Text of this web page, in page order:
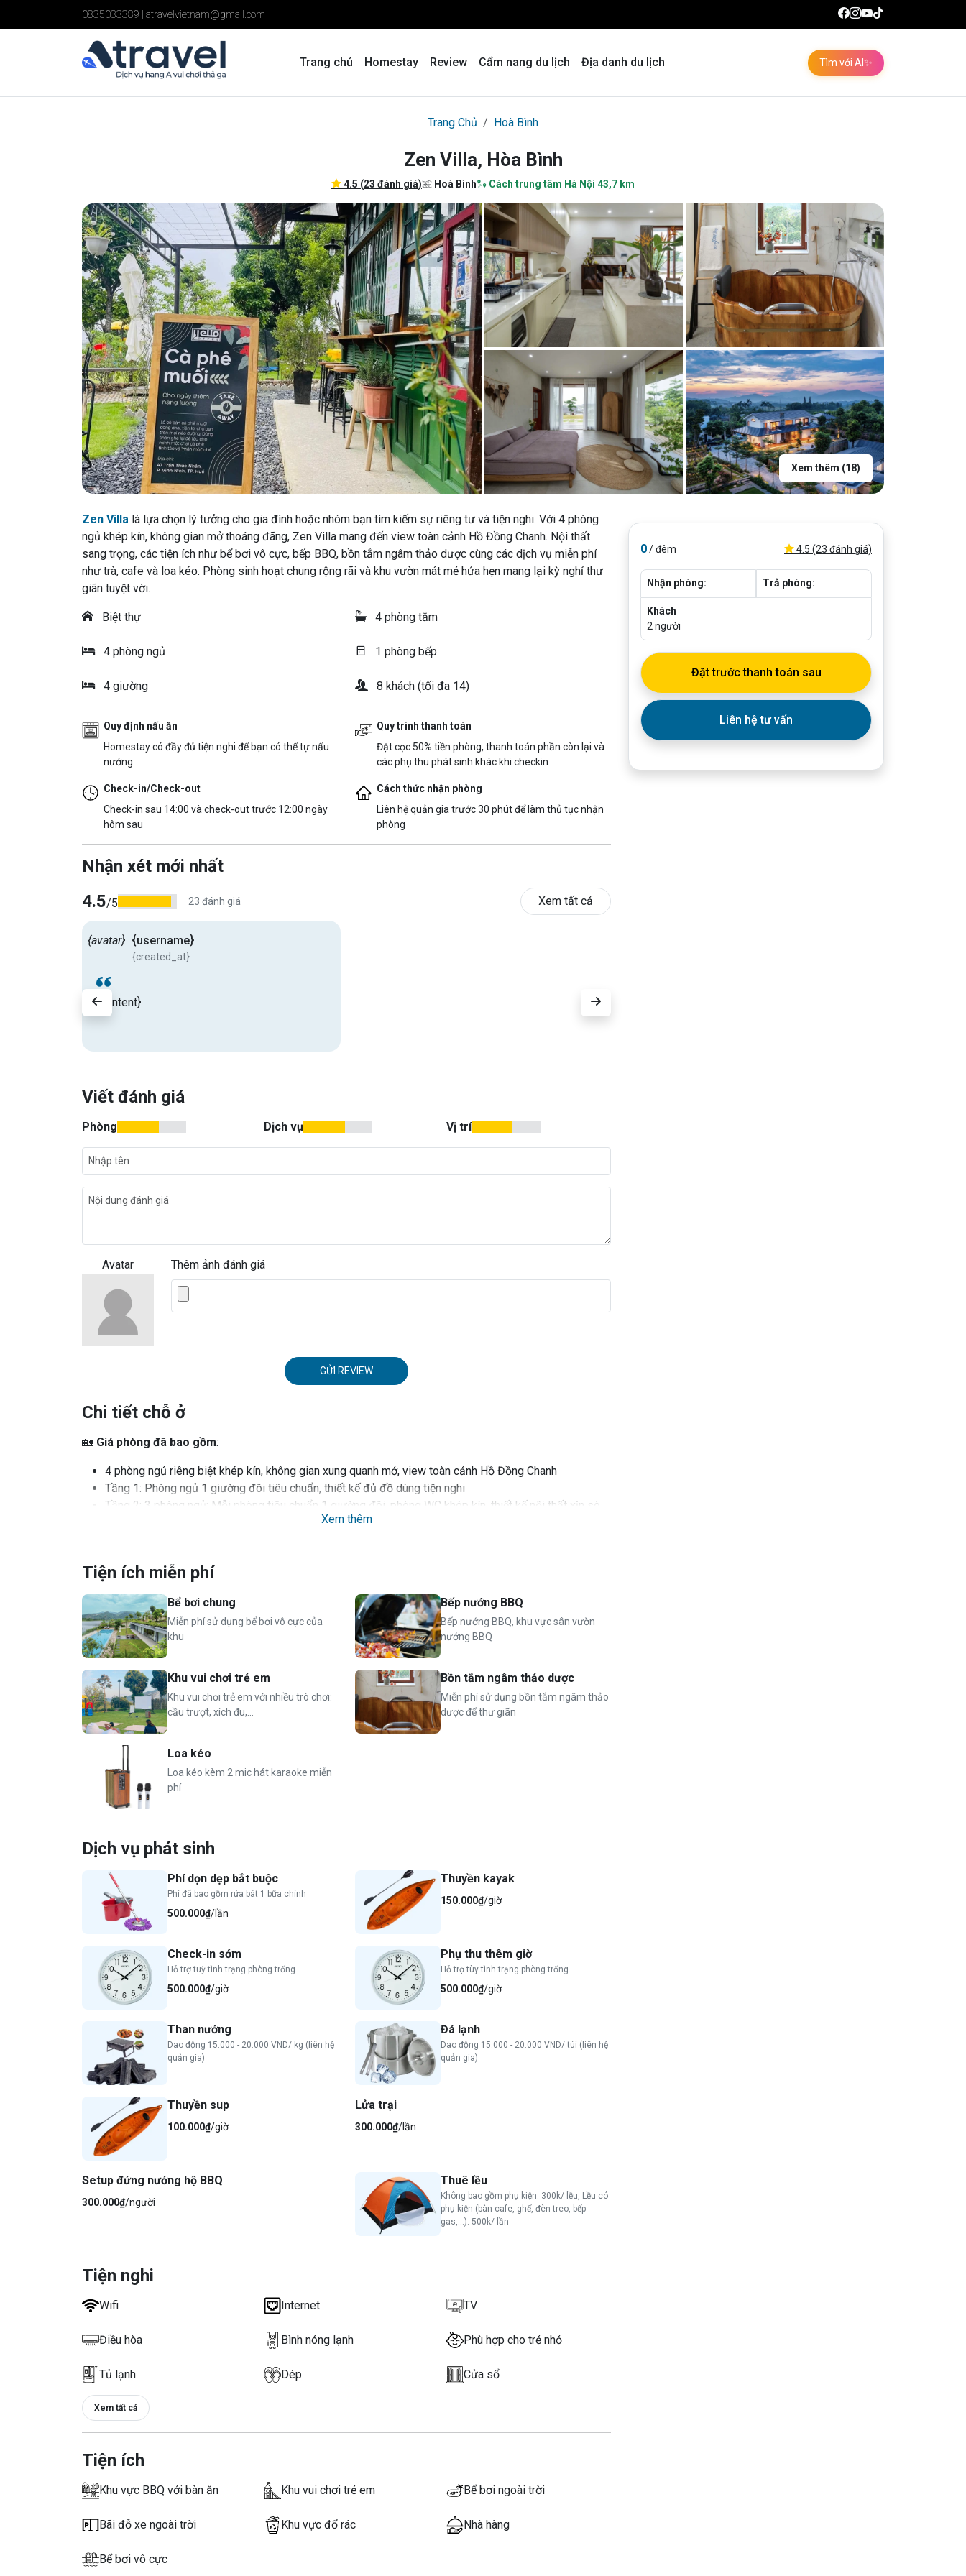
0835033389 | atravelvietnam@gmail.com
Trang chủ Homestay Review Cẩm nang du lịch Địa danh du lịch Tìm với AI ✨
Trang Chủ Hoà Bình
Zen Villa, Hòa Bình
4.5 (23 đánh giá) Hoà Bình Cách trung tâm Hà Nội 43,7 km
Xem thêm (18)
Zen Villa là lựa chọn lý tưởng cho gia đình hoặc nhóm bạn tìm kiếm sự riêng tư và tiện nghi. Với 4 phòng
ngủ khép kín, không gian mở thoáng đãng, Zen Villa mang đến view toàn cảnh Hồ Đồng Chanh. Nội thất
sang trọng, các tiện ích như bể bơi vô cực, bếp BBQ, bồn tắm ngâm thảo dược cùng các dịch vụ miễn phí
như trà, cafe và loa kéo. Phòng sinh hoạt chung rộng rãi và khu vườn mát mẻ hứa hẹn mang lại kỳ nghỉ thư
giãn tuyệt vời.
Biệt thự 4 phòng tắm
4 phòng ngủ 1 phòng bếp
4 giường 8 khách (tối đa 14)
Quy định nấu ăn
Homestay có đầy đủ tiện nghi để bạn có thể tự nấu
nướng
Quy trình thanh toán
Đặt cọc 50% tiền phòng, thanh toán phần còn lại và
các phụ thu phát sinh khác khi checkin
Check-in/Check-out
Check-in sau 14:00 và check-out trước 12:00 ngày
hôm sau
Cách thức nhận phòng
Liên hệ quản gia trước 30 phút để làm thủ tục nhận
phòng
Nhận xét mới nhất
4.5/5 23 đánh giá Xem tất cả
{avatar} {username}
{created_at}
{content}
Viết đánh giá
Phòng Dịch vụ Vị trí
Avatar Thêm ảnh đánh giá
GỬI REVIEW
Chi tiết chỗ ở
🏡 Giá phòng đã bao gồm:
4 phòng ngủ riêng biệt khép kín, không gian xung quanh mở, view toàn cảnh Hồ Đồng Chanh
Tầng 1: Phòng ngủ 1 giường đôi tiêu chuẩn, thiết kế đủ đồ dùng tiện nghi
Tầng 2: 3 phòng ngủ: Mỗi phòng tiêu chuẩn 1 giường đôi, phòng WC khép kín, thiết kế nội thất xịn sò
Phòng bếp đầy đủ dụng cụ nấu nướng xịn sò: máy nướng bánh mì, bếp từ, máy hút mùi, lò vi sóng, nồi
cơm điện, bếp điện nướng BBQ, bếp điện lẩu, bát đũa, cốc chén, ly uống rượu vang
Bể bơi vô cực miễn phí
Loa kéo sử dụng miên phí
Bếp nướng BBQ và bàn ăn ngoài trời (tặng kèm than)
Sân vườn rộng
Trà + cafe miễn phí trong phòng
Bồn tắm ngâm thảo dược
👨‍👩‍👧‍👦Giá phòng tiêu chuẩn
Tiêu chuẩn 8 người lớn + 4 trẻ em dưới 6 tuổi
Nhận tối đa 14 người (đối với đoàn có trẻ em) hoặc 10 người lớn
Phụ thu từ người thứ 9 (người lớn và trẻ em trên 12 tuổi): 300.000 VND/ người/ đêm (đã bao gồm ăn
sáng)
Phụ thu trẻ từ 6-12 tuổi: 200.000 VND/ trẻ/ đêm (đã bao gồm ăn sáng)
Miễn phí cho trẻ em dưới 6 tuổi
Xem thêm
Tiện ích miễn phí
Bể bơi chung
Miễn phí sử dụng bể bơi vô cực của
khu
Bếp nướng BBQ
Bếp nướng BBQ, khu vực sân vườn
nướng BBQ
Khu vui chơi trẻ em
Khu vui chơi trẻ em với nhiều trò chơi:
cầu trượt, xích đu,...
Bồn tắm ngâm thảo dược
Miễn phí sử dụng bồn tắm ngâm thảo
dược để thư giãn
Loa kéo
Loa kéo kèm 2 mic hát karaoke miễn
phí
Dịch vụ phát sinh
Phí dọn dẹp bắt buộc
Phí đã bao gồm rửa bát 1 bữa chính
500.000₫/lần
Thuyền kayak
150.000₫/giờ
Check-in sớm
Hỗ trợ tuỳ tình trạng phòng trống
500.000₫/giờ
Phụ thu thêm giờ
Hỗ trợ tùy tình trạng phòng trống
500.000₫/giờ
Than nướng
Dao động 15.000 - 20.000 VND/ kg (liên hệ
quản gia)
Đá lạnh
Dao động 15.000 - 20.000 VND/ túi (liên hệ
quản gia)
Thuyền sup
100.000₫/giờ
Lửa trại
300.000₫/lần
Setup đứng nướng hộ BBQ
300.000₫/người
Thuê lều
Không bao gồm phụ kiện: 300k/ lều, Lều có
phụ kiện (bàn cafe, ghế, đèn treo, bếp
gas,...): 500k/ lần
Tiện nghi
Wifi Internet TV
Điều hòa Bình nóng lạnh Phù hợp cho trẻ nhỏ
Tủ lạnh Dép Cửa sổ
Xem tất cả
Tiện ích
Khu vực BBQ với bàn ăn Khu vui chơi trẻ em Bể bơi ngoài trời
Bãi đỗ xe ngoài trời Khu vực đổ rác Nhà hàng
Bể bơi vô cực
0/ đêm 4.5 (23 đánh giá)
Nhận phòng: Trả phòng:
Khách
2người
Đặt trước thanh toán sau
Liên hệ tư vấn